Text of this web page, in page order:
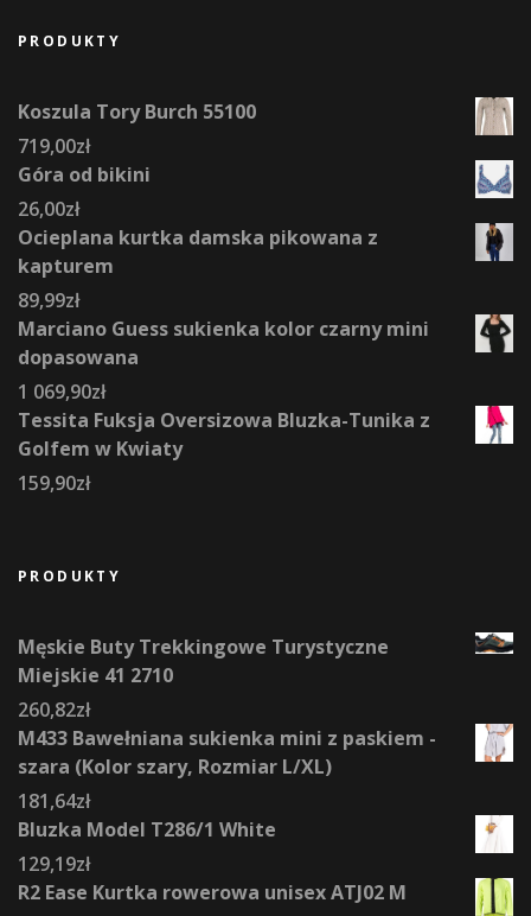
PRODUKTY
Koszula Tory Burch 55100
719,00zł
Góra od bikini
26,00zł
Ocieplana kurtka damska pikowana z
kapturem
89,99zł
Marciano Guess sukienka kolor czarny mini
dopasowana
1 069,90zł
Tessita Fuksja Oversizowa Bluzka-Tunika z
Golfem w Kwiaty
159,90zł
PRODUKTY
Męskie Buty Trekkingowe Turystyczne
Miejskie 41 2710
260,82zł
M433 Bawełniana sukienka mini z paskiem -
szara (Kolor szary, Rozmiar L/XL)
181,64zł
Bluzka Model T286/1 White
129,19zł
R2 Ease Kurtka rowerowa unisex ATJ02 M